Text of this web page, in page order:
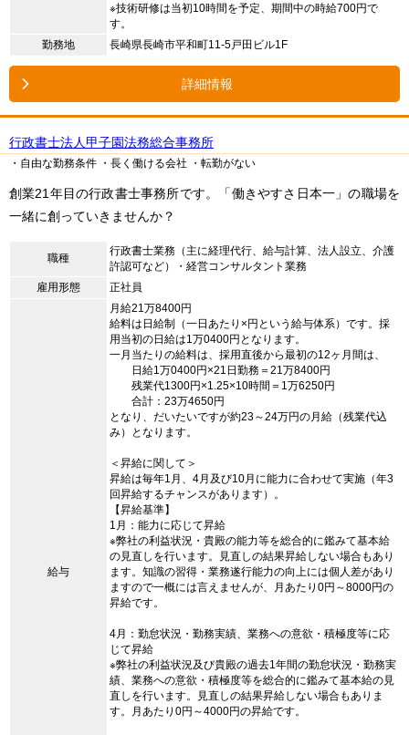
※技術研修は当初10時間を予定、期間中の時給700円で
す。
勤務地
長崎県長崎市平和町11-5戸田ビル1F
詳細情報
行政書士法人甲子園法務総合事務所
・自由な勤務条件 ・長く働ける会社 ・転勤がない
創業21年目の行政書士事務所です。「働きやすさ日本一」の職場を
一緒に創っていきませんか？
職種
行政書士業務（主に経理代行、給与計算、法人設立、介護
許認可など）・経営コンサルタント業務
雇用形態
正社員
給与
月給21万8400円
給料は日給制（一日あたり×円という給与体系）です。採
用当初の日給は1万0400円となります。
一月当たりの給料は、採用直後から最初の12ヶ月間は、
日給1万0400円×21日勤務＝21万8400円
残業代1300円×1.25×10時間＝1万6250円
合計：23万4650円
となり、だいたいですが約23～24万円の月給（残業代込
み）となります。
＜昇給に関して＞
昇給は毎年1月、4月及び10月に能力に合わせて実施（年3
回昇給するチャンスがあります）。
【昇給基準】
1月：能力に応じて昇給
※弊社の利益状況・貴殿の能力等を総合的に鑑みて基本給
の見直しを行います。見直しの結果昇給しない場合もあり
ます。知識の習得・業務遂行能力の向上には個人差があり
ますので一概には言えませんが、月あたり0円～8000円の
昇給です。
4月：勤怠状況・勤務実績、業務への意欲・積極度等に応
じて昇給
※弊社の利益状況及び貴殿の過去1年間の勤怠状況・勤務実
績、業務への意欲・積極度等を総合的に鑑みて基本給の見
直しを行います。見直しの結果昇給しない場合もありま
す。月あたり0円～4000円の昇給です。